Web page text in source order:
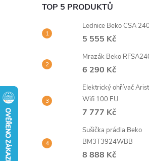
P
o
s
t
r
a
TOP 5 PRODUKTŮ
Lednice Beko CSA
5 555 Kč
Mrazák Beko
6 290 Kč
Elektrický ohřívač
Wifi 100 EU
7 777 Kč
Sušička prádla Beko
BM3T3924WBB
8 888 Kč